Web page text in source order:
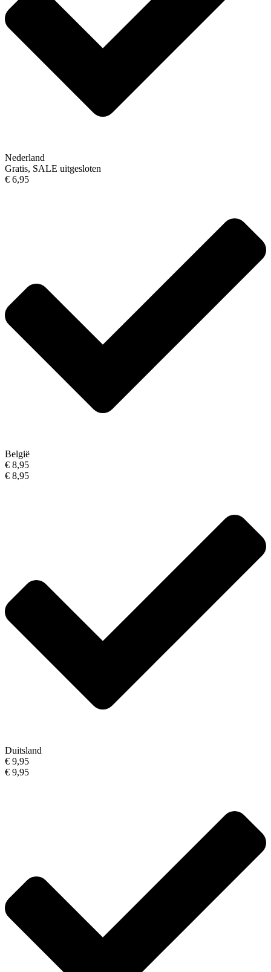
Nederland
Gratis, SALE uitgesloten
€ 6,95
België
€ 8,95
€ 8,95
Duitsland
€ 9,95
€ 9,95